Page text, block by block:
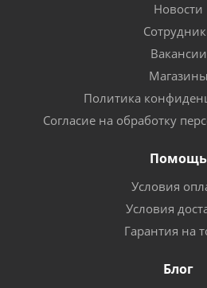
Новости
Вакансии
Магазины
Политика
Согласие на обработку
Помощь
Условия
Условия
Гарантия на
Блог